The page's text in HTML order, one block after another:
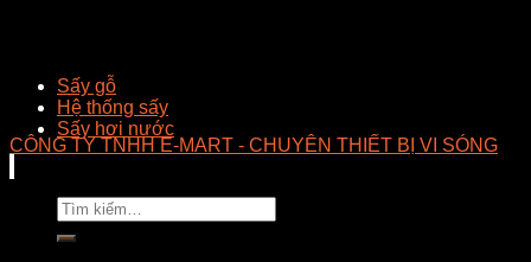
Sấy gỗ
Hệ thống sấy
Sấy hơi nước
CÔNG TY TNHH E-MART - CHUYÊN THIẾT BỊ VI SÓNG
Tìm
kiếm: